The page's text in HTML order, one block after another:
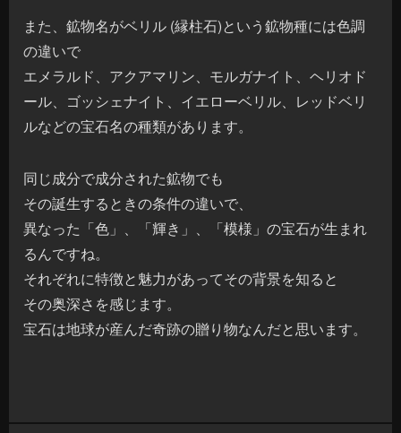
また、鉱物名がベリル (縁柱石)という鉱物種には色調
の違いで
エメラルド、アクアマリン、モルガナイト、ヘリオド
ール、ゴッシェナイト、イエローベリル、レッドベリ
ルなどの宝石名の種類があります。
同じ成分で成分された鉱物でも
その誕生するときの条件の違いで、
異なった「色」、「輝き」、「模様」の宝石が生まれ
るんですね。
それぞれに特徴と魅力があってその背景を知ると
その奥深さを感じます。
宝石は地球が産んだ奇跡の贈り物なんだと思います。